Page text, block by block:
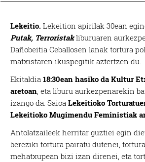
Lekeitio. Lekeition apirilak 30ean
Putak, Terroristakliburuaren
Dañobeitia Ceballosen lanak tortura
matxistaren ikuspegitik aztertzen du.
Ekitaldia18:30ean hasiko da Kultur
aretoan, eta liburu aurkezpenarekin
izango da. SaioaLekeitioko
Lekeitioko Mugimendu Feministiak
Antolatzaileek herritar guztiei egin
bereziki tortura pairatu dutenei,
mehatxupean bizi izan direnei, eta